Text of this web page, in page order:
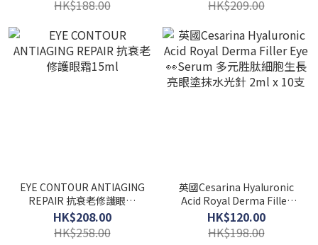
HK$188.00
HK$209.00
EYE CONTOUR ANTIAGING
REPAIR 抗衰老修護眼霜
15ml
HK$208.00
HK$258.00
英國Cesarina Hyaluronic
Acid Royal Derma Filler
Eye 👀Serum 多元胜肽細胞
生長亮眼塗抹水光針 2ml x
10支
HK$120.00
HK$198.00